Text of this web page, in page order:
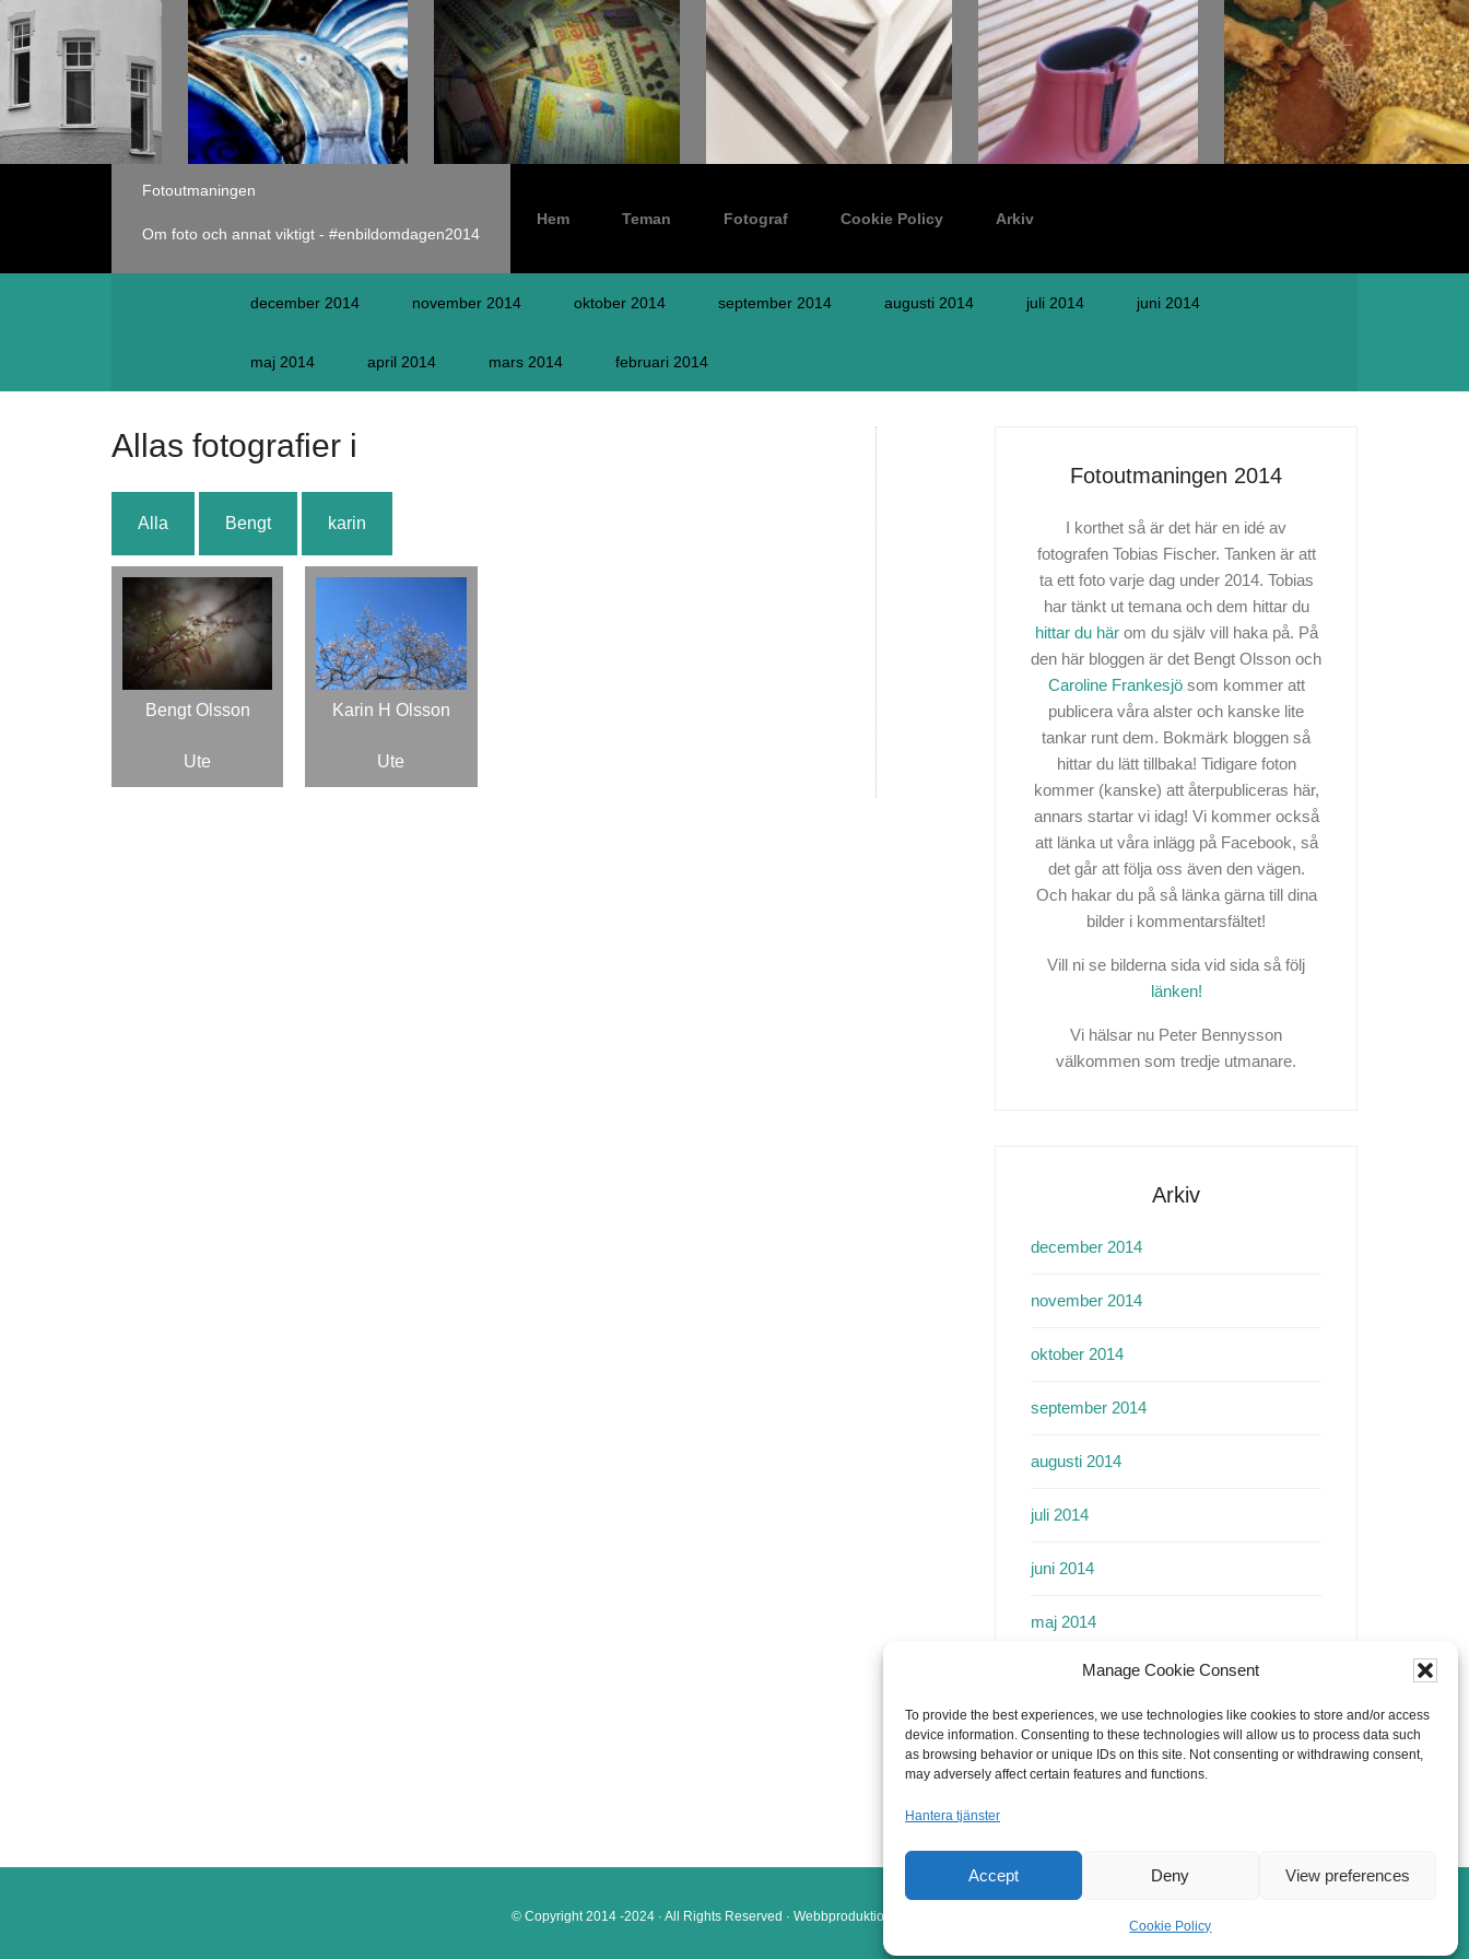
Manage Cookie Consent
To provide the best experiences, we use technologies like cookies to store and/or access
device information. Consenting to these technologies will allow us to process data such
as browsing behavior or unique IDs on this site. Not consenting or withdrawing consent,
may adversely affect certain features and functions.
Hantera tjänster
Accept Deny View preferences
Cookie Policy
Fotoutmaningen
Om foto och annat viktigt - #enbildomdagen2014
Hem Teman Fotograf Cookie Policy Arkiv
december 2014 november 2014 oktober 2014 september 2014 augusti 2014 juli 2014 juni 2014
maj 2014 april 2014 mars 2014 februari 2014
Allas fotografier i
Alla Bengt karin
Bengt Olsson
Ute
Karin H Olsson
Ute
Fotoutmaningen 2014
I korthet så är det här en idé av
fotografen Tobias Fischer. Tanken är att
ta ett foto varje dag under 2014. Tobias
har tänkt ut temana och dem hittar du
hittar du härom du själv vill haka på. På
den här bloggen är det Bengt Olsson och
Caroline Frankesjösom kommer att
publicera våra alster och kanske lite
tankar runt dem. Bokmärk bloggen så
hittar du lätt tillbaka! Tidigare foton
kommer (kanske) att återpubliceras här,
annars startar vi idag! Vi kommer också
att länka ut våra inlägg på Facebook, så
det går att följa oss även den vägen.
Och hakar du på så länka gärna till dina
bilder i kommentarsfältet!
Vill ni se bilderna sida vid sida så följ
länken!
Vi hälsar nu Peter Bennysson
välkommen som tredje utmanare.
Arkiv
december 2014
november 2014
oktober 2014
september 2014
augusti 2014
juli 2014
juni 2014
maj 2014
april 2014
mars 2014
februari 2014
© Copyright 2014 -2024 · All Rights Reserved · Webbproduktion